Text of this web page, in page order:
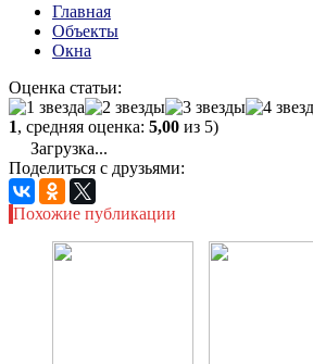
Главная
Объекты
Окна
Оценка статьи:
1, средняя оценка: 5,00 из 5)
Загрузка...
Поделиться с друзьями:
Похожие публикации